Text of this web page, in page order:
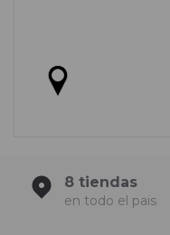
8 tiendas
en todo el pais